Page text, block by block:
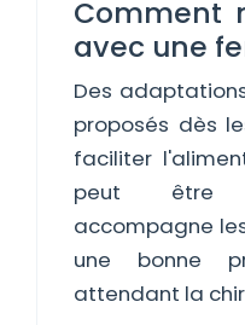
Comment
avec une
Des
proposés dès
faciliter
peut être
accompagne
une bonne
attendant la